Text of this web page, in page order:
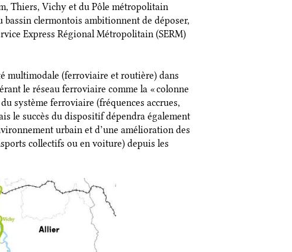
Thiers, Vichy et du Pôle métropolitain
clermontois ambitionnent de déposer,
Express Régional Métropolitain (SERM)
multimodale (ferroviaire et routière) dans
le réseau ferroviaire comme la « colonne
système ferroviaire (fréquences accrues,
le succès du dispositif dépendra également
urbain et d’une amélioration des
collectifs ou en voiture) depuis les